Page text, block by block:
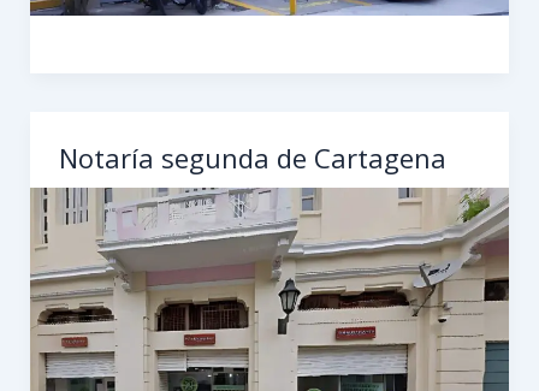
Notaría segunda de Cartagena